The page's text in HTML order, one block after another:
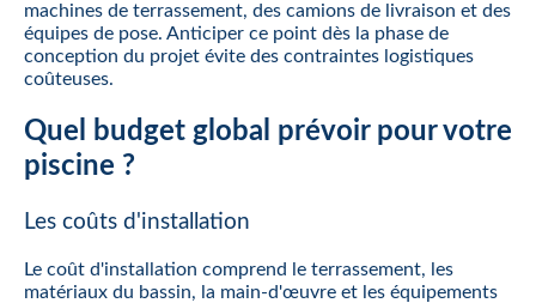
machines de terrassement, des camions de livraison et des
équipes de pose. Anticiper ce point dès la phase de
conception du projet évite des contraintes logistiques
coûteuses.
Quel budget global prévoir pour votre
piscine ?
Les coûts d'installation
Le coût d'installation comprend le terrassement, les
matériaux du bassin, la main-d'œuvre et les équipements